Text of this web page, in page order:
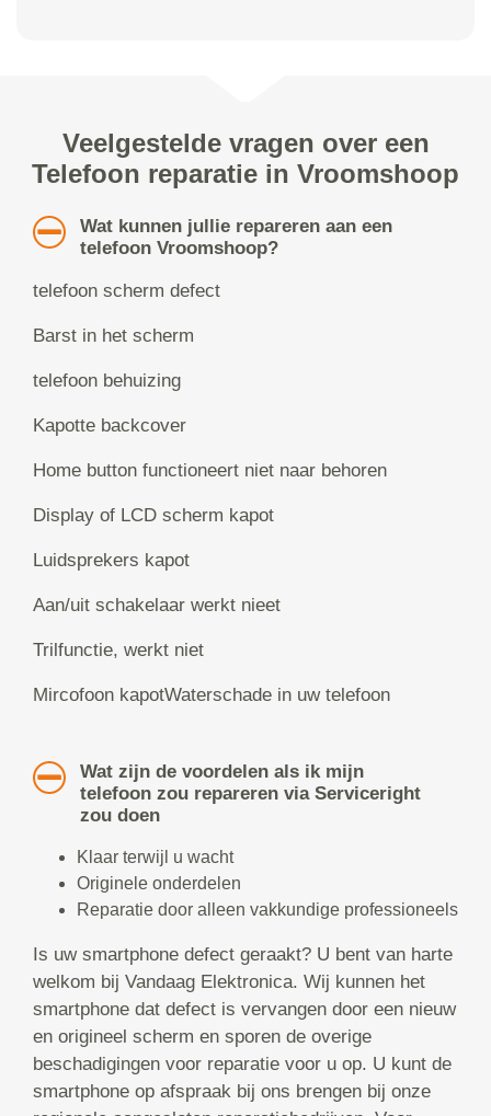
Veelgestelde vragen over een
Telefoon reparatie in Vroomshoop
Wat kunnen jullie repareren aan een
telefoon Vroomshoop?
telefoon scherm defect
Barst in het scherm
telefoon behuizing
Kapotte backcover
Home button functioneert niet naar behoren
Display of LCD scherm kapot
Luidsprekers kapot
Aan/uit schakelaar werkt nieet
Trilfunctie, werkt niet
Mircofoon kapotWaterschade in uw telefoon
Wat zijn de voordelen als ik mijn
telefoon zou repareren via Serviceright
zou doen
Klaar terwijl u wacht
Originele onderdelen
Reparatie door alleen vakkundige professioneels
Is uw smartphone defect geraakt? U bent van harte
welkom bij Vandaag Elektronica. Wij kunnen het
smartphone dat defect is vervangen door een nieuw
en origineel scherm en sporen de overige
beschadigingen voor reparatie voor u op. U kunt de
smartphone op afspraak bij ons brengen bij onze